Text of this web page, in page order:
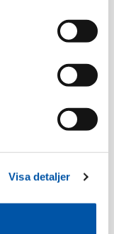
Visa detaljer